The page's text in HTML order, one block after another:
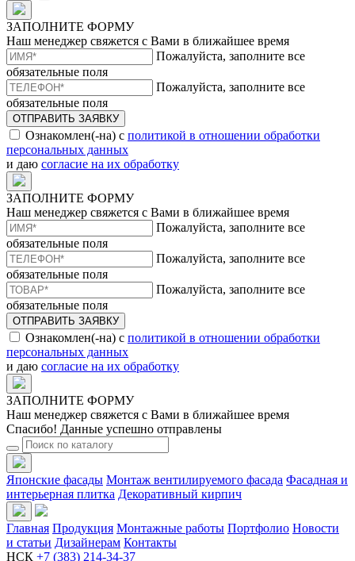
ЗАПОЛНИТЕ ФОРМУ
Наш менеджер свяжется с Вами в ближайшее время
Пожалуйста, заполните все
обязательные поля
Пожалуйста, заполните все
обязательные поля
ОТПРАВИТЬ ЗАЯВКУ
Ознакомлен(-на) с политикой в отношении обработки
персональных данных
и даю согласие на их обработку
ЗАПОЛНИТЕ ФОРМУ
Наш менеджер свяжется с Вами в ближайшее время
Пожалуйста, заполните все
обязательные поля
Пожалуйста, заполните все
обязательные поля
Пожалуйста, заполните все
обязательные поля
ОТПРАВИТЬ ЗАЯВКУ
Ознакомлен(-на) с политикой в отношении обработки
персональных данных
и даю согласие на их обработку
ЗАПОЛНИТЕ ФОРМУ
Наш менеджер свяжется с Вами в ближайшее время
Спасибо! Данные успешно отправлены
Японские фасады Монтаж вентилируемого фасада Фасадная и
интерьерная плитка Декоративный кирпич
Главная Продукция Монтажные работы Портфолио Новости
и статьи Дизайнерам Контакты
НСК +7 (383) 214-34-37